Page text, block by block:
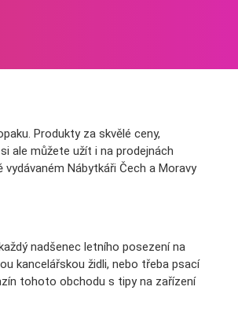
Produkty za skvělé ceny,
ale můžete užít i na prodejnách
Nábytkáři Čech a Moravy
nadšenec letního posezení na
kancelářskou židli, nebo třeba psací
tohoto obchodu s tipy na zařízení